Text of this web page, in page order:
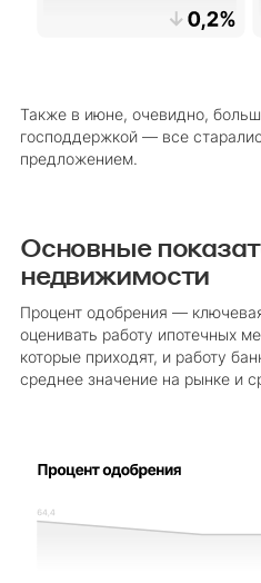
Также в июне, очевидно,
господдержкой — все
предложением.
Основные
недвижимости
Процент одобрения —
оценивать работу ипотечных
которые приходят, и работу
среднее значение на рынке и